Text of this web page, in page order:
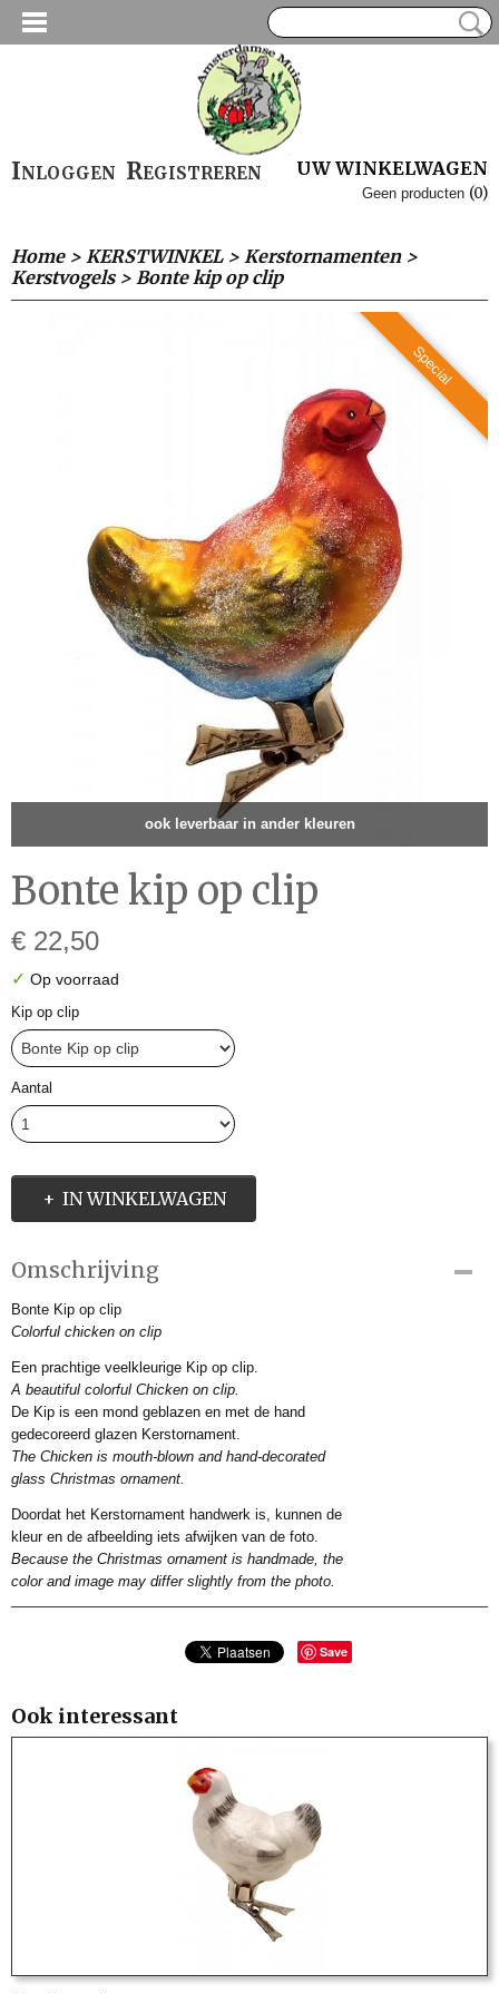
Inloggen Registreren UW WINKELWAGEN
Geen producten (0)
Home> KERSTWINKEL> Kerstornamenten>
Kerstvogels> Bonte kip op clip
ook leverbaar in ander kleuren
Special
Bonte kip op clip
€ 22,50
✓ Op voorraad
Kip op clip
Aantal
IN WINKELWAGEN
Omschrijving
Bonte Kip op clip
Colorful chicken on clip
Een prachtige veelkleurige Kip op clip.
A beautiful colorful Chicken on clip.
De Kip is een mond geblazen en met de hand
gedecoreerd glazen Kerstornament.
The Chicken is mouth-blown and hand-decorated
glass Christmas ornament.
Doordat het Kerstornament handwerk is, kunnen de
kleur en de afbeelding iets afwijken van de foto.
Because the Christmas ornament is handmade, the
color and image may differ slightly from the photo.
Save
Ook interessant